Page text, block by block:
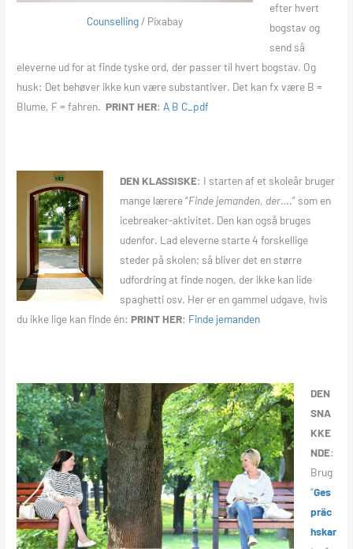
Counselling / Pixabay
efter hvert
bogstav og
send så
eleverne ud for at finde tyske ord, der passer til hvert bogstav. Og
husk: Det behøver ikke kun være substantiver. Det kan fx være B =
Blume, F = fahren.PRINT HER: A B C_pdf
DEN KLASSISKE: I starten af et skoleår bruger
mange lærere “Finde jemanden, der….” som en
icebreaker-aktivitet. Den kan også bruges
udenfor. Lad eleverne starte 4 forskellige
steder på skolen; så bliver det en større
udfordring at finde nogen, der ikke kan lide
spaghetti osv. Her er en gammel udgave, hvis
du ikke lige kan finde én:PRINT HER: Finde jemanden
DEN
SNA
KKE
NDE:
Brug
“Ges
präc
hskar